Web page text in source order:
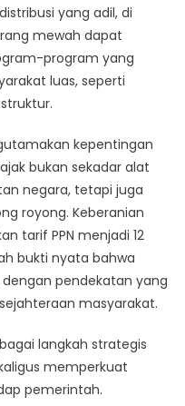
yang adil, di
mewah dapat
program yang
luas, seperti
kepentingan
bukan sekadar alat
negara, tetapi juga
royong. Keberanian
tarif PPN menjadi 12
bukti nyata bahwa
pendekatan yang
masyarakat.
langkah strategis
memperkuat
pemerintah.